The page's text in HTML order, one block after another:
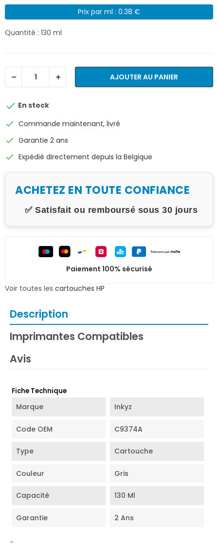
Prix par ml : 0.38 €
Quantité : 130 ml
AJOUTER AU PANIER
 En stock
check Commande maintenant, livré
check Garantie 2 ans
check Expédié directement depuis la Belgique
ACHETEZ EN TOUTE CONFIANCE
✅ Satisfait ou remboursé sous 30 jours
Paiement 100% sécurisé
Voir toutes les cartouches HP
Description
Imprimantes Compatibles
Avis
Fiche Technique
Marque Inkyz
Code OEM C9374A
Type Cartouche
Couleur Gris
Capacité 130 Ml
Garantie 2 Ans
-